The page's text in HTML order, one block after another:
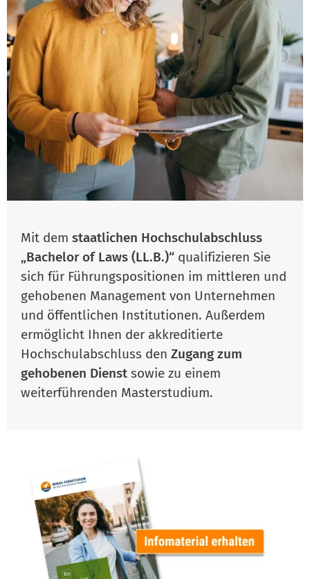
Mit dem staatlichen Hochschulabschluss
„Bachelor of Laws (LL.B.)“ qualifizieren Sie
sich für Führungspositionen im mittleren und
gehobenen Management von Unternehmen
und öffentlichen Institutionen. Außerdem
ermöglicht Ihnen der akkreditierte
Hochschulabschluss den Zugang zum
gehobenen Dienst sowie zu einem
weiterführenden Masterstudium.